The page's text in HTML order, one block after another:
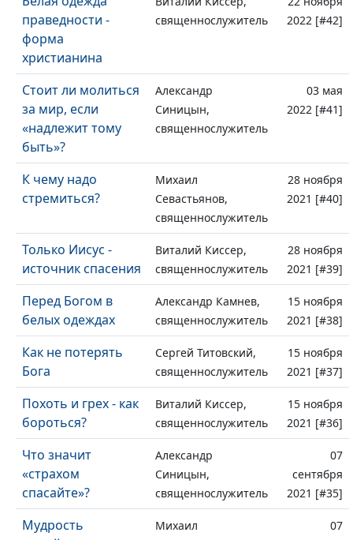
праведности -
форма
христианина
священнослужитель
2022 [#42]
Стоит ли молиться
за мир, если
«надлежит тому
быть»?
Александр
Синицын,
священнослужитель
03 мая
2022 [#41]
К чему надо
стремиться?
Михаил
Севастьянов,
священнослужитель
28 ноября
2021 [#40]
Только Иисус -
источник спасения
Виталий Киссер,
священнослужитель
28 ноября
2021 [#39]
Перед Богом в
белых одеждах
Александр Камнев,
священнослужитель
15 ноября
2021 [#38]
Как не потерять
Бога
Сергей Титовский,
священнослужитель
15 ноября
2021 [#37]
Похоть и грех - как
бороться?
Виталий Киссер,
священнослужитель
15 ноября
2021 [#36]
Что значит
«страхом
спасайте»?
Александр
Синицын,
священнослужитель
07
сентября
2021 [#35]
Мудрость
Михаил
07